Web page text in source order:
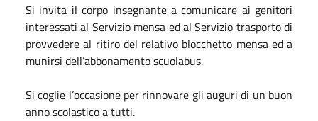
Si invita il corpo insegnante a comunicare ai genitori
interessati al Servizio mensa ed al Servizio trasporto di
provvedere al ritiro del relativo blocchetto mensa ed a
munirsi dell’abbonamento scuolabus.
Si coglie l’occasione per rinnovare gli auguri di un buon
anno scolastico a tutti.